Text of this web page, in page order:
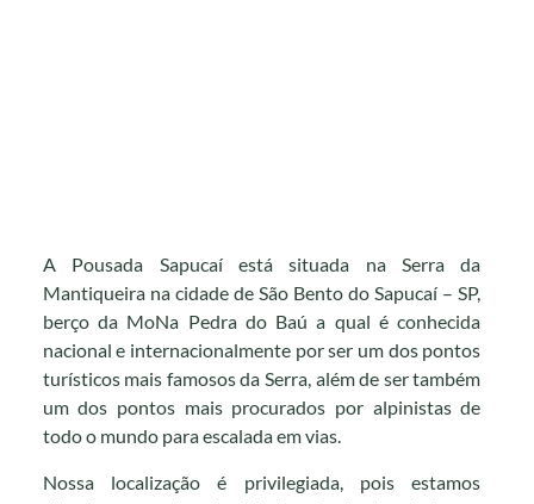
A Pousada Sapucaí está situada na Serra da
Mantiqueira na cidade de São Bento do Sapucaí – SP,
berço da MoNa Pedra do Baú a qual é conhecida
nacional e internacionalmente por ser um dos pontos
turísticos mais famosos da Serra, além de ser também
um dos pontos mais procurados por alpinistas de
todo o mundo para escalada em vias.
Nossa localização é privilegiada, pois estamos